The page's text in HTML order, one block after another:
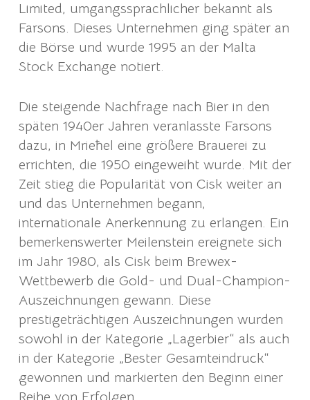
Limited, umgangssprachlicher bekannt als
Farsons. Dieses Unternehmen ging später an
die Börse und wurde 1995 an der Malta
Stock Exchange notiert.
Die steigende Nachfrage nach Bier in den
späten 1940er Jahren veranlasste Farsons
dazu, in Mrieħel eine größere Brauerei zu
errichten, die 1950 eingeweiht wurde. Mit der
Zeit stieg die Popularität von Cisk weiter an
und das Unternehmen begann,
internationale Anerkennung zu erlangen. Ein
bemerkenswerter Meilenstein ereignete sich
im Jahr 1980, als Cisk beim Brewex-
Wettbewerb die Gold- und Dual-Champion-
Auszeichnungen gewann. Diese
prestigeträchtigen Auszeichnungen wurden
sowohl in der Kategorie „Lagerbier“ als auch
in der Kategorie „Bester Gesamteindruck“
gewonnen und markierten den Beginn einer